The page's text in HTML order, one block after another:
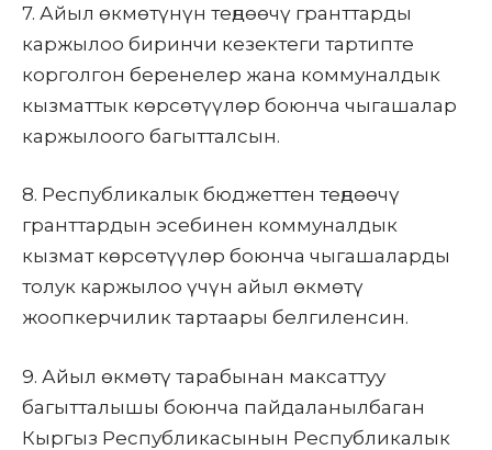
7. Айыл өкмөтүнүн теңдөөчү гранттарды
каржылоо биринчи кезектеги тартипте
корголгон беренелер жана коммуналдык
кызматтык көрсөтүүлөр боюнча чыгашалар
каржылоого багытталсын.
8. Республикалык бюджеттен теңдөөчү
гранттардын эсебинен коммуналдык
кызмат көрсөтүүлөр боюнча чыгашаларды
толук каржылоо үчүн айыл өкмөтү
жоопкерчилик тартаары белгиленсин.
9. Айыл өкмөтү тарабынан максаттуу
багытталышы боюнча пайдаланылбаган
Кыргыз Республикасынын Республикалык